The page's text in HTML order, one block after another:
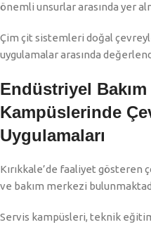
önemli unsurlar arasında yer
Çim çit sistemleri doğal
uygulamalar arasında
Endüstriyel
Kampüslerinde
Uygulamaları
Kırıkkale’de faaliyet gösteren
ve bakım merkezi
Servis kampüsleri, teknik